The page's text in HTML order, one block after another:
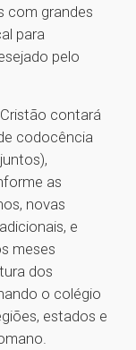
com grandes
para
pelo
contará
codocência
as
novas
e
meses
dos
o colégio
estados e